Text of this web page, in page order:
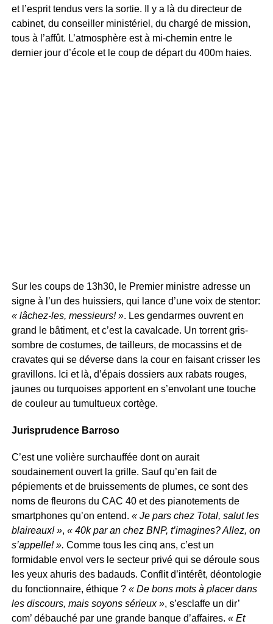
et l’esprit tendus vers la sortie. Il y a là du directeur de
cabinet, du conseiller ministériel, du chargé de mission,
tous à l’affût. L’atmosphère est à mi-chemin entre le
dernier jour d’école et le coup de départ du 400m haies.
Sur les coups de 13h30, le Premier ministre adresse un
signe à l’un des huissiers, qui lance d’une voix de stentor:
« lâchez-les, messieurs! ». Les gendarmes ouvrent en
grand le bâtiment, et c’est la cavalcade. Un torrent gris-
sombre de costumes, de tailleurs, de mocassins et de
cravates qui se déverse dans la cour en faisant crisser les
gravillons. Ici et là, d’épais dossiers aux rabats rouges,
jaunes ou turquoises apportent en s’envolant une touche
de couleur au tumultueux cortège.
Jurisprudence Barroso
C’est une volière surchauffée dont on aurait
soudainement ouvert la grille. Sauf qu’en fait de
pépiements et de bruissements de plumes, ce sont des
noms de fleurons du CAC 40 et des pianotements de
smartphones qu’on entend. « Je pars chez Total, salut les
blaireaux! », « 40k par an chez BNP, t’imagines? Allez, on
s’appelle! ». Comme tous les cinq ans, c’est un
formidable envol vers le secteur privé qui se déroule sous
les yeux ahuris des badauds. Conflit d’intérêt, déontologie
du fonctionnaire, éthique ? « De bons mots à placer dans
les discours, mais soyons sérieux », s’esclaffe un dir’
com’ débauché par une grande banque d’affaires. « Et